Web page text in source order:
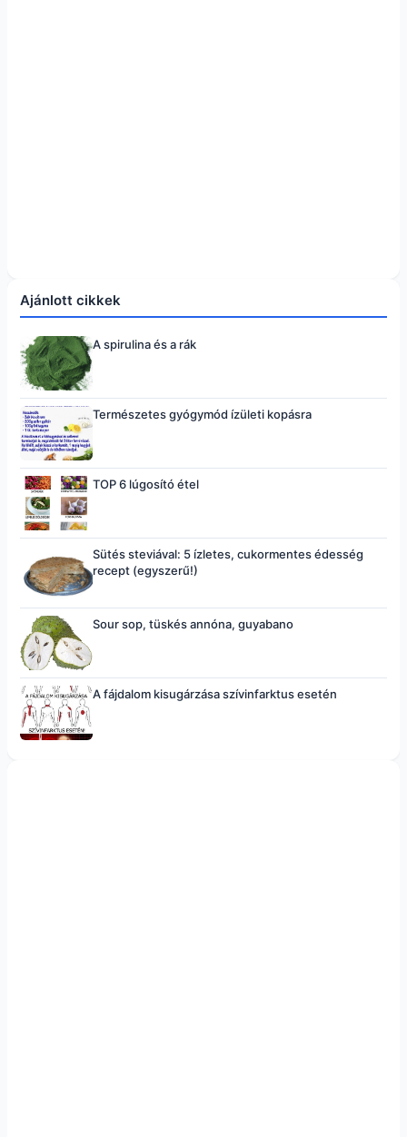
Ajánlott cikkek
A spirulina és a rák
Természetes gyógymód ízületi kopásra
TOP 6 lúgosító étel
Sütés steviával: 5 ízletes, cukormentes édesség
recept (egyszerű!)
Sour sop, tüskés annóna, guyabano
A fájdalom kisugárzása szívinfarktus esetén